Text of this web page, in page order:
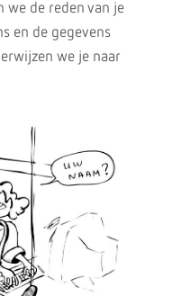
we de reden van je
en de gegevens
we je naar